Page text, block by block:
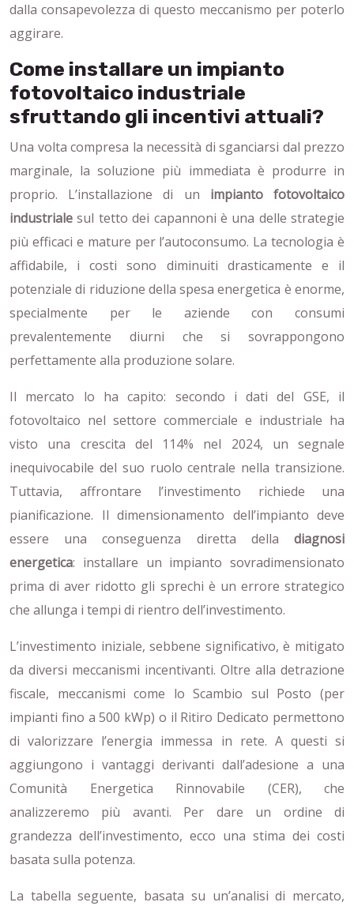
dalla consapevolezza di questo meccanismo per poterlo
aggirare.
Come installare un impianto
fotovoltaico industriale
sfruttando gli incentivi attuali?
Una volta compresa la necessità di sganciarsi dal prezzo
marginale, la soluzione più immediata è produrre in
proprio. L’installazione di un impianto fotovoltaico
industriale sul tetto dei capannoni è una delle strategie
più efficaci e mature per l’autoconsumo. La tecnologia è
affidabile, i costi sono diminuiti drasticamente e il
potenziale di riduzione della spesa energetica è enorme,
specialmente per le aziende con consumi
prevalentemente diurni che si sovrappongono
perfettamente alla produzione solare.
Il mercato lo ha capito: secondo i dati del GSE, il
fotovoltaico nel settore commerciale e industriale ha
visto una crescita del 114% nel 2024, un segnale
inequivocabile del suo ruolo centrale nella transizione.
Tuttavia, affrontare l’investimento richiede una
pianificazione. Il dimensionamento dell’impianto deve
essere una conseguenza diretta della diagnosi
energetica: installare un impianto sovradimensionato
prima di aver ridotto gli sprechi è un errore strategico
che allunga i tempi di rientro dell’investimento.
L’investimento iniziale, sebbene significativo, è mitigato
da diversi meccanismi incentivanti. Oltre alla detrazione
fiscale, meccanismi come lo Scambio sul Posto (per
impianti fino a 500 kWp) o il Ritiro Dedicato permettono
di valorizzare l’energia immessa in rete. A questi si
aggiungono i vantaggi derivanti dall’adesione a una
Comunità Energetica Rinnovabile (CER), che
analizzeremo più avanti. Per dare un ordine di
grandezza dell’investimento, ecco una stima dei costi
basata sulla potenza.
La tabella seguente, basata su un’analisi di mercato,